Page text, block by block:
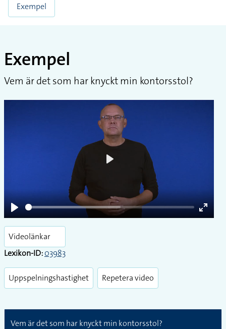
Exempel
Exempel
Vem är det som har knyckt min kontorsstol?
Play
Enter
Videolänkar
Lexikon-ID:03983
Uppspelningshastighet Repetera video
Vem är det som har knyckt min kontorsstol?